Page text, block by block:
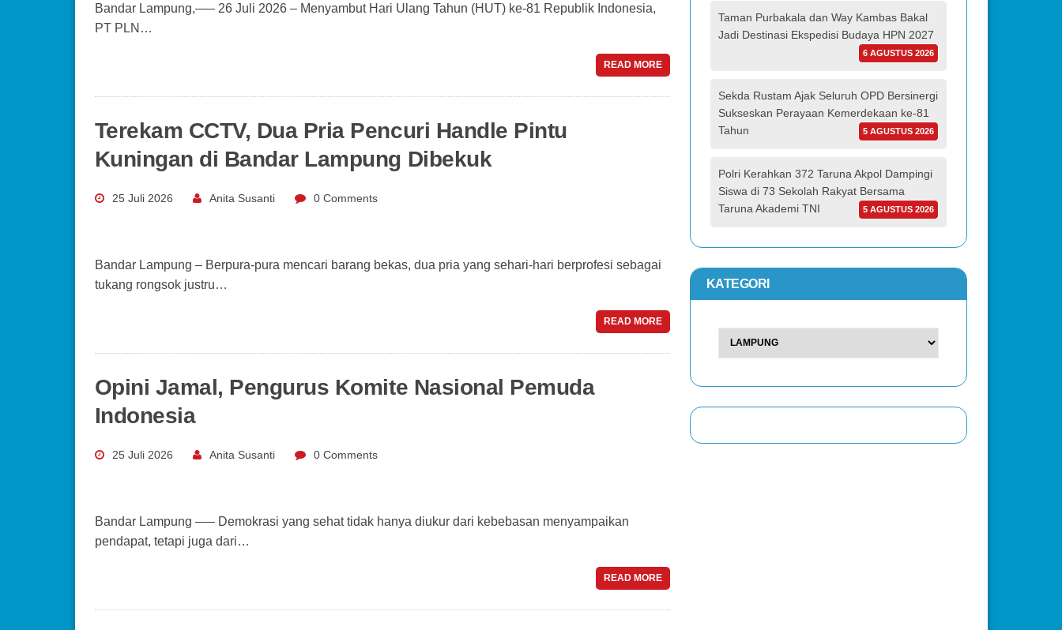
Bandar Lampung,—– 26 Juli 2026 – Menyambut Hari Ulang Tahun (HUT) ke-81 Republik Indonesia,
PT PLN…
READ MORE
Terekam CCTV, Dua Pria Pencuri Handle Pintu
Kuningan di Bandar Lampung Dibekuk
25 Juli 2026 Anita Susanti 0 Comments
Bandar Lampung – Berpura-pura mencari barang bekas, dua pria yang sehari-hari berprofesi sebagai
tukang rongsok justru…
READ MORE
Opini Jamal, Pengurus Komite Nasional Pemuda
Indonesia
25 Juli 2026 Anita Susanti 0 Comments
Bandar Lampung —– Demokrasi yang sehat tidak hanya diukur dari kebebasan menyampaikan
pendapat, tetapi juga dari…
READ MORE
Taman Purbakala dan Way Kambas Bakal
Jadi Destinasi Ekspedisi Budaya HPN 2027
6 AGUSTUS 2026
Sekda Rustam Ajak Seluruh OPD Bersinergi
Sukseskan Perayaan Kemerdekaan ke-81
Tahun
5 AGUSTUS 2026
Polri Kerahkan 372 Taruna Akpol Dampingi
Siswa di 73 Sekolah Rakyat Bersama
Taruna Akademi TNI
5 AGUSTUS 2026
KATEGORI